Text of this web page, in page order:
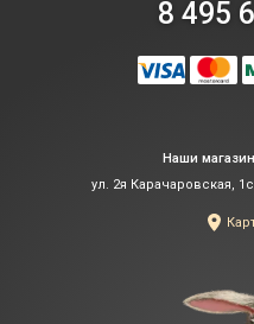
8 495
Наши
ул. 2я Карачаровская,